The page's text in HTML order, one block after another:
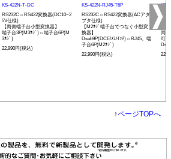
KS-422N-T-DC
RS232C⇔RS422変換器(DC10~2
5V仕様)
【両側端子台小型変換器】
端子台3P(M3ﾈｼﾞ)⇔端子台6P(M
3ﾈｼﾞ)
22,990円(税込)
KS-422N-RJ45-T6P
RS232C⇔RS422変換器(ACアダ
プタ仕様)
【M2ﾈｼﾞ端子台でつなぐ小型変
換器】
Dsub9P(DCE/ﾒｽ/ｲﾝﾁ)⇔RJ45、端
子台6P(M2ﾈｼﾞ)
22,990円(税込)
KS-
プ
同
可
↑ページTOPへ